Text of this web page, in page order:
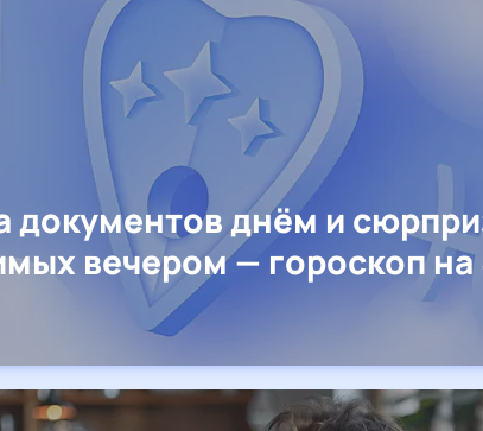
документов днём и
вечером — гороскоп на